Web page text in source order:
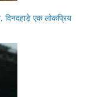
दिनदहाड़े एक लोकप्रिय